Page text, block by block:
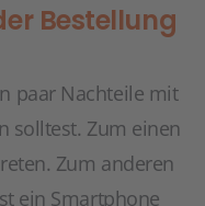
Bestellung
paar Nachteile mit
solltest. Zum einen
Zum anderen
ein Smartphone